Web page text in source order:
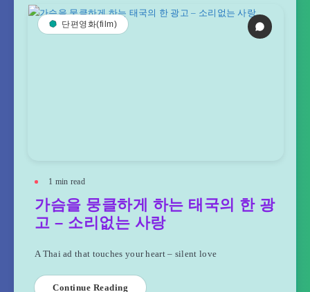
단편영화(film)
1 min read
가슴을 뭉클하게 하는 태국의 한 광
고 – 소리없는 사랑
A Thai ad that touches your heart – silent love
Continue Reading